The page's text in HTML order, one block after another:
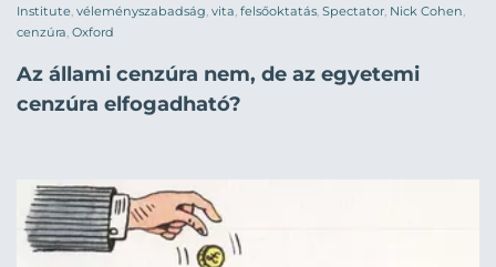
Institute, véleményszabadság, vita, felsőoktatás, Spectator, Nick Cohen,
cenzúra, Oxford
Az állami cenzúra nem, de az egyetemi
cenzúra elfogadható?